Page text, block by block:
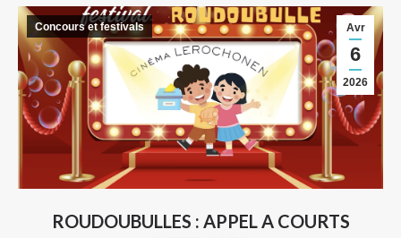
ROUDOUBULLES : APPEL A COURTS
Avr
6
2026
Concours et festivals